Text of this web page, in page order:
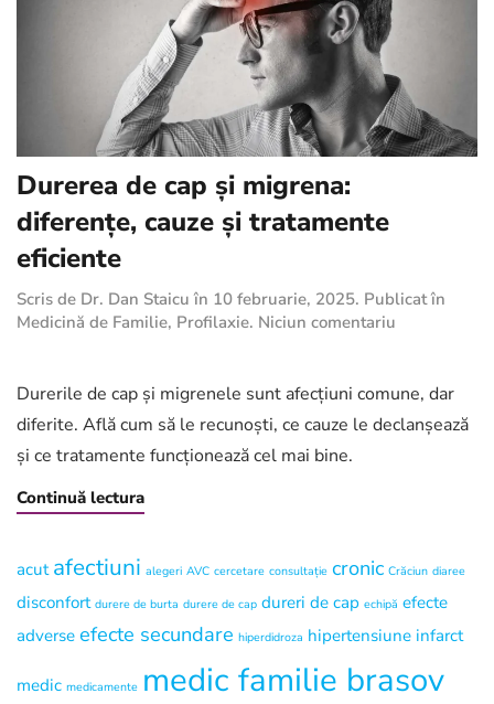
Durerea de cap și migrena:
diferențe, cauze și tratamente
eficiente
Scris de Dr. Dan Staicu în 10 februarie, 2025. Publicat în
Medicină de Familie, Profilaxie. Niciun comentariu
cap
și
migrena:
Durerile de cap și migrenele sunt afecțiuni comune, dar
diferite. Află cum să le recunoști, ce cauze le declanșează
și ce tratamente funcționează cel mai bine.
Continuă lectura
acut afectiuni alegeri AVC cercetare consultație cronic Crăciun diaree
disconfort durere de burta durere de cap dureri de cap echipă efecte
adverse efecte secundare hiperdidroza hipertensiune infarct
medic medicamente medic familie brasov